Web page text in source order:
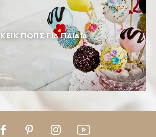
ΚΈΙΚ ΠΟΠΣ ΓΙΑ ΠΑΙΔΙΆ
FacebookPinterestInstagramYoutube